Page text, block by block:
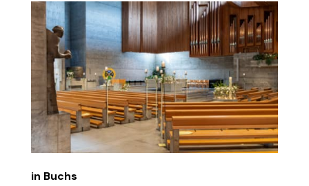
in Buchs